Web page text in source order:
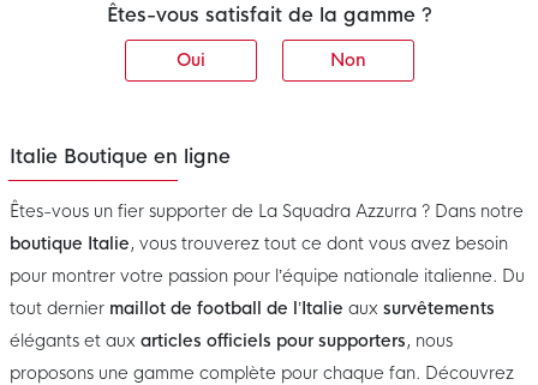
Êtes-vous satisfait de la gamme ?
Oui Non
Italie Boutique en ligne
Êtes-vous un fier supporter de La Squadra Azzurra ? Dans notre
boutique Italie, vous trouverez tout ce dont vous avez besoin
pour montrer votre passion pour l’équipe nationale italienne. Du
tout dernier maillot de football de l’Italie aux survêtements
élégants et aux articles officiels pour supporters, nous
proposons une gamme complète pour chaque fan. Découvrez